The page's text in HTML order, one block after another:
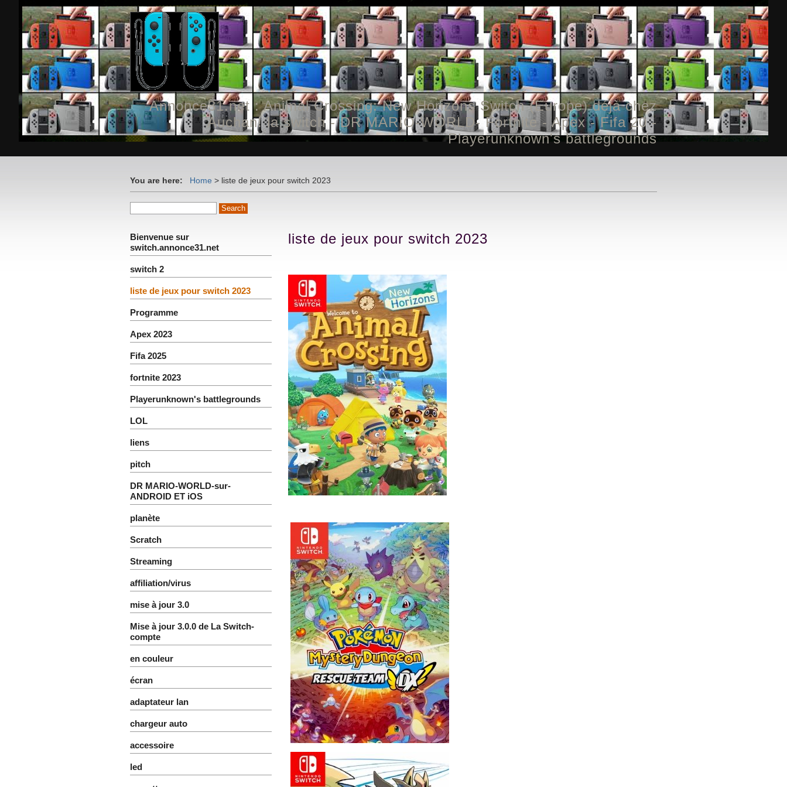
Annonce31.net : Animal Crossing: New Horizons Switch (Europe) déjà chez
Auchan! la switch - DR MARIO-WORLD- Fortnite - Apex - Fifa 20 -
Playerunknown's battlegrounds
You are here: Home > liste de jeux pour switch 2023
liste de jeux pour switch 2023
Bienvenue sur
switch.annonce31.net
switch 2
liste de jeux pour switch 2023
Programme
Apex 2023
Fifa 2025
fortnite 2023
Playerunknown's battlegrounds
LOL
liens
pitch
DR MARIO-WORLD-sur-
ANDROID ET iOS
planète
Scratch
Streaming
affiliation/virus
mise à jour 3.0
Mise à jour 3.0.0 de La Switch-
compte
en couleur
écran
adaptateur lan
chargeur auto
accessoire
led